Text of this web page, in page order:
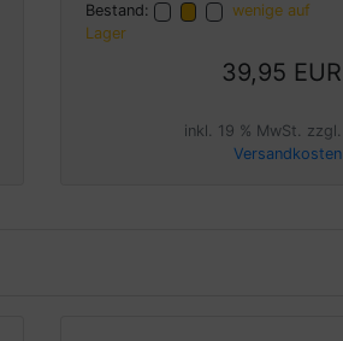
Bestand:
wenige auf
Lager
39,95 EUR
inkl. 19 % MwSt. zzgl.
Versandkosten